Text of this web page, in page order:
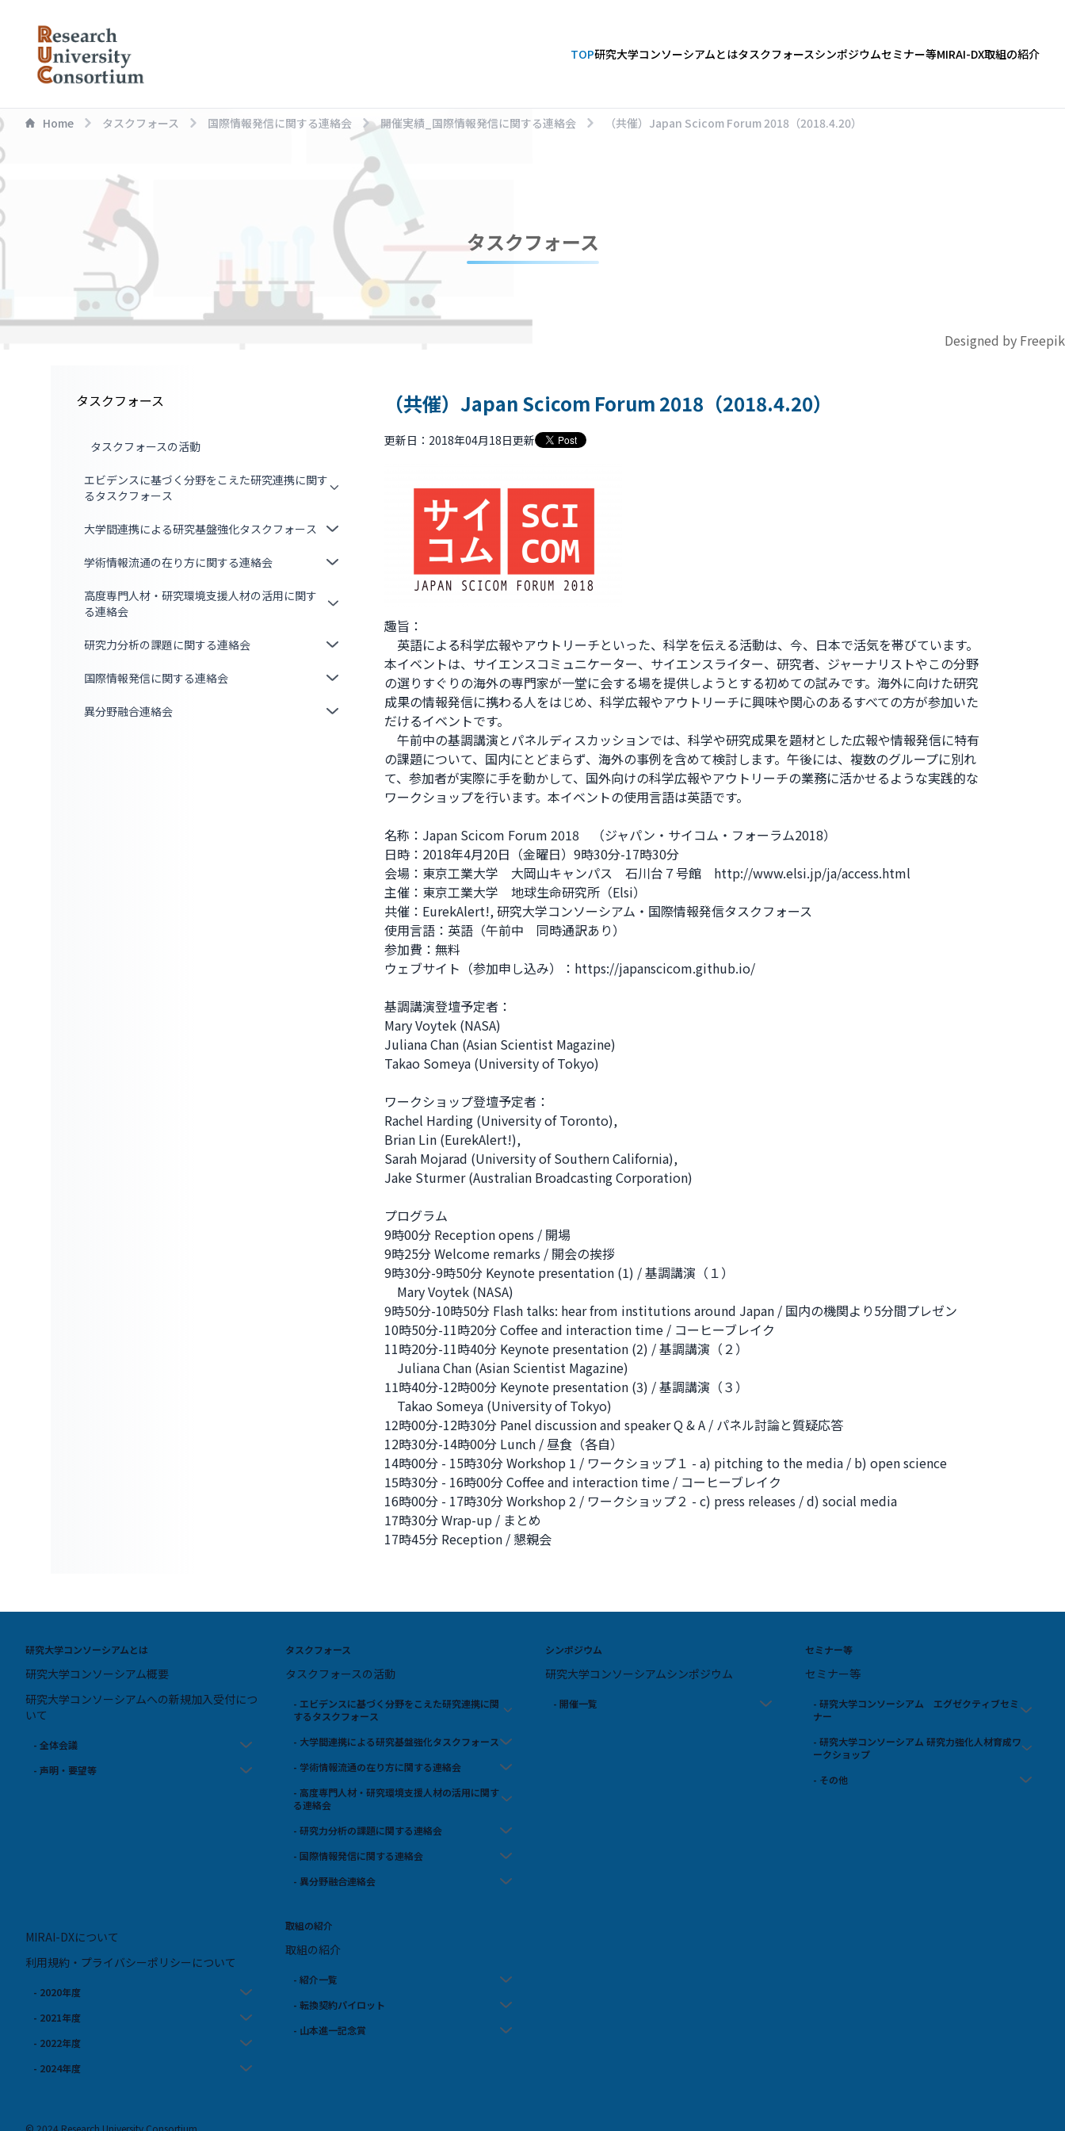
TOP研究大学コンソーシアムとはタスクフォースシンポジウムセミナー等MIRAI-DX取組の紹介
Home タスクフォース 国際情報発信に関する連絡会 開催実績_国際情報発信に関する連絡会 （共催）Japan Scicom Forum 2018（2018.4.20）
タスクフォース
Designed by Freepik
タスクフォース
タスクフォースの活動
エビデンスに基づく分野をこえた研究連携に関す
るタスクフォース
大学間連携による研究基盤強化タスクフォース
学術情報流通の在り方に関する連絡会
高度専門人材・研究環境支援人材の活用に関す
る連絡会
研究力分析の課題に関する連絡会
国際情報発信に関する連絡会
異分野融合連絡会
（共催）Japan Scicom Forum 2018（2018.4.20）
更新日：2018年04月18日更新
趣旨：
英語による科学広報やアウトリーチといった、科学を伝える活動は、今、日本で活気を帯びています。
本イベントは、サイエンスコミュニケーター、サイエンスライター、研究者、ジャーナリストやこの分野
の選りすぐりの海外の専門家が一堂に会する場を提供しようとする初めての試みです。海外に向けた研究
成果の情報発信に携わる人をはじめ、科学広報やアウトリーチに興味や関心のあるすべての方が参加いた
だけるイベントです。
午前中の基調講演とパネルディスカッションでは、科学や研究成果を題材とした広報や情報発信に特有
の課題について、国内にとどまらず、海外の事例を含めて検討します。午後には、複数のグループに別れ
て、参加者が実際に手を動かして、国外向けの科学広報やアウトリーチの業務に活かせるような実践的な
ワークショップを行います。本イベントの使用言語は英語です。
名称：Japan Scicom Forum 2018 （ジャパン・サイコム・フォーラム2018）
日時：2018年4月20日（金曜日）9時30分-17時30分
会場：東京工業大学 大岡山キャンパス 石川台７号館 http://www.elsi.jp/ja/access.html
主催：東京工業大学 地球生命研究所（Elsi）
共催：EurekAlert!, 研究大学コンソーシアム・国際情報発信タスクフォース
使用言語：英語（午前中 同時通訳あり）
参加費：無料
ウェブサイト（参加申し込み）：https://japanscicom.github.io/
基調講演登壇予定者：
Mary Voytek (NASA)
Juliana Chan (Asian Scientist Magazine)
Takao Someya (University of Tokyo)
ワークショップ登壇予定者：
Rachel Harding (University of Toronto),
Brian Lin (EurekAlert!),
Sarah Mojarad (University of Southern California),
Jake Sturmer (Australian Broadcasting Corporation)
プログラム
9時00分 Reception opens / 開場
9時25分 Welcome remarks / 開会の挨拶
9時30分-9時50分 Keynote presentation (1) / 基調講演（１）
Mary Voytek (NASA)
9時50分-10時50分 Flash talks: hear from institutions around Japan / 国内の機関より5分間プレゼン
10時50分-11時20分 Coffee and interaction time / コーヒーブレイク
11時20分-11時40分 Keynote presentation (2) / 基調講演（２）
Juliana Chan (Asian Scientist Magazine)
11時40分-12時00分 Keynote presentation (3) / 基調講演（３）
Takao Someya (University of Tokyo)
12時00分-12時30分 Panel discussion and speaker Q & A / パネル討論と質疑応答
12時30分-14時00分 Lunch / 昼食（各自）
14時00分 - 15時30分 Workshop 1 / ワークショップ１ - a) pitching to the media / b) open science
15時30分 - 16時00分 Coffee and interaction time / コーヒーブレイク
16時00分 - 17時30分 Workshop 2 / ワークショップ２ - c) press releases / d) social media
17時30分 Wrap-up / まとめ
17時45分 Reception / 懇親会
研究大学コンソーシアムとは
研究大学コンソーシアム概要
研究大学コンソーシアムへの新規加入受付につ
いて
- 全体会議
- 声明・要望等
タスクフォース
タスクフォースの活動
- エビデンスに基づく分野をこえた研究連携に関
するタスクフォース
- 大学間連携による研究基盤強化タスクフォース
- 学術情報流通の在り方に関する連絡会
- 高度専門人材・研究環境支援人材の活用に関す
る連絡会
- 研究力分析の課題に関する連絡会
- 国際情報発信に関する連絡会
- 異分野融合連絡会
シンポジウム
研究大学コンソーシアムシンポジウム
- 開催一覧
セミナー等
セミナー等
- 研究大学コンソーシアム エグゼクティブセミ
ナー
- 研究大学コンソーシアム 研究力強化人材育成ワ
ークショップ
- その他
MIRAI-DXについて
利用規約・プライバシーポリシーについて
- 2020年度
- 2021年度
- 2022年度
- 2024年度
取組の紹介
取組の紹介
- 紹介一覧
- 転換契約パイロット
- 山本進一記念賞
© 2024 Research University Consortium.